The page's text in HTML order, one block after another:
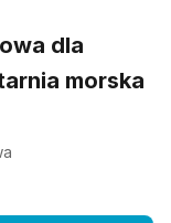
dla
morska